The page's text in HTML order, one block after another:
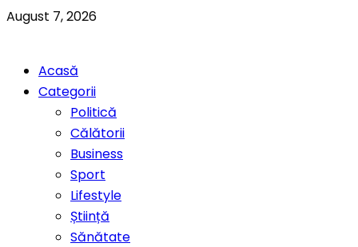
August 7, 2026
Acasă
Categorii
Politică
Călătorii
Business
Sport
Lifestyle
Știință
Sănătate